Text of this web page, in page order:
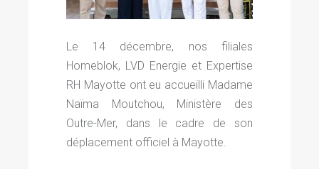
Le 14 décembre, nos filiales
Homeblok, LVD Energie et Expertise
RH Mayotte ont eu accueilli Madame
Naïma Moutchou, Ministère des
Outre-Mer, dans le cadre de son
déplacement officiel à Mayotte.